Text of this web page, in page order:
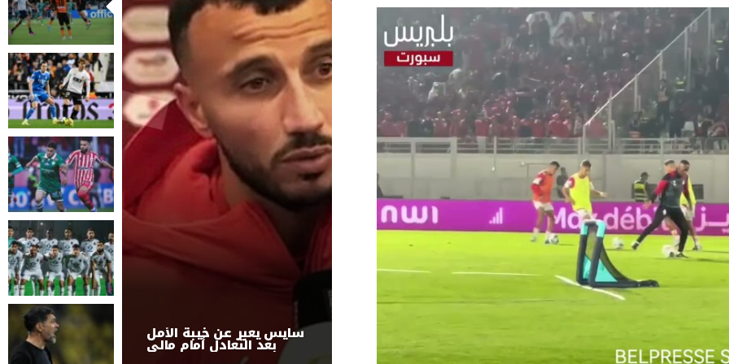
للمغاربة “نحتاج إلى
الوحدة والدعم”
الأسود لتفادي لعب الثمن
في البيضاء؟
سايس يعبر عن خيبة الأمل
بعد التعادل أمام مالي